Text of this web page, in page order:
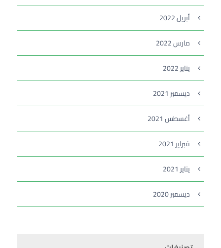
أبريل 2022
مارس 2022
يناير 2022
ديسمبر 2021
أغسطس 2021
فبراير 2021
يناير 2021
ديسمبر 2020